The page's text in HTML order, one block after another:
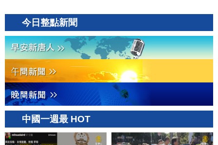
今日整點新聞
中國一週最 HOT